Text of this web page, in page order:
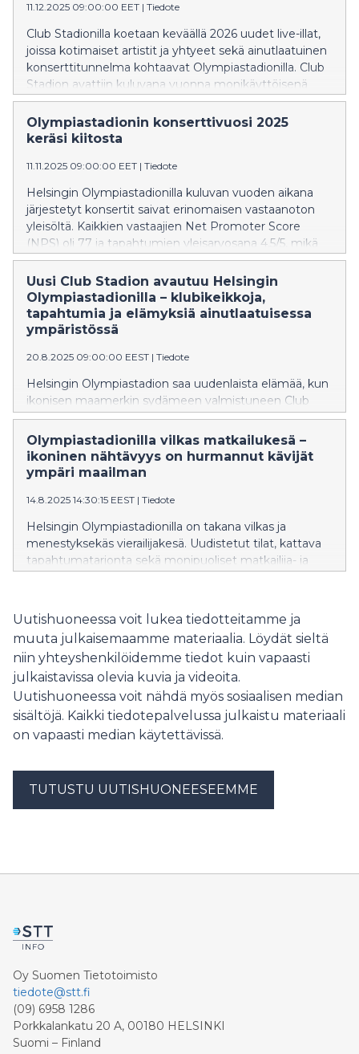
11.12.2025 09:00:00 EET | Tiedote
Club Stadionilla koetaan keväällä 2026 uudet live-illat,
joissa kotimaiset artistit ja yhtyeet sekä ainutlaatuinen
konserttitunnelma kohtaavat Olympiastadionilla. Club
Stadion avattiin kuluvana vuonna monikäyttöisenä
tapahtumatilana, joka soveltuu konserteille,
seminaareille ja yksityistilaisuuksille.
Olympiastadionin konserttivuosi 2025
keräsi kiitosta
11.11.2025 09:00:00 EET | Tiedote
Helsingin Olympiastadionilla kuluvan vuoden aikana
järjestetyt konsertit saivat erinomaisen vastaanoton
yleisöltä. Kaikkien vastaajien Net Promoter Score
(NPS) oli 77 ja tapahtumien yleisarvosana 4,5/5, mikä
kuvastaa erittäin korkeaa kävijätyytyväisyyttä.
Uusi Club Stadion avautuu Helsingin
Olympiastadionilla – klubikeikkoja,
tapahtumia ja elämyksiä ainutlaatuisessa
ympäristössä
20.8.2025 09:00:00 EEST | Tiedote
Helsingin Olympiastadion saa uudenlaista elämää, kun
ikonisen maamerkin sydämeen valmistuneen Club
Stadionin, musiikki- ja tapahtumaklubin, toiminta
käynnistyy. Syksyllä 2025 lavalle nousee monipuolinen
kattaus kotimaisia artisteja.
Olympiastadionilla vilkas matkailukesä –
ikoninen nähtävyys on hurmannut kävijät
ympäri maailman
14.8.2025 14:30:15 EEST | Tiedote
Helsingin Olympiastadionilla on takana vilkas ja
menestyksekäs vierailijakesä. Uudistetut tilat, kattava
tapahtumatarjonta sekä monipuoliset matkailija- ja
Uutishuoneessa voit lukea tiedotteitamme ja
muuta julkaisemaamme materiaalia. Löydät sieltä
niin yhteyshenkilöidemme tiedot kuin vapaasti
julkaistavissa olevia kuvia ja videoita.
Uutishuoneessa voit nähdä myös sosiaalisen median
sisältöjä. Kaikki tiedotepalvelussa julkaistu materiaali
on vapaasti median käytettävissä.
TUTUSTU UUTISHUONEESEEMME
Oy Suomen Tietotoimisto
tiedote@stt.fi
(09) 6958 1286
Porkkalankatu 20 A, 00180 HELSINKI
Suomi – Finland